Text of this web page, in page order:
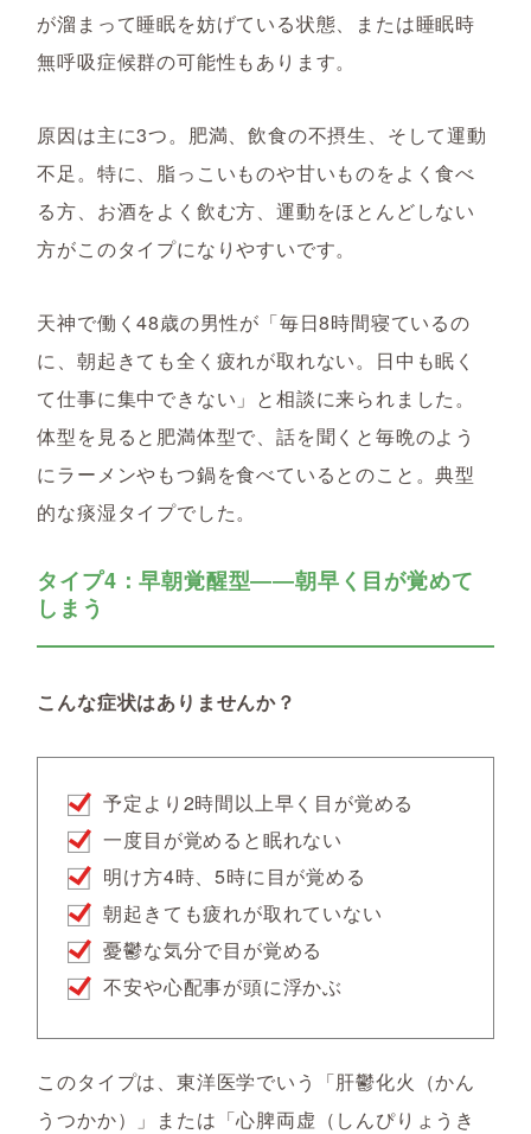
が溜まって睡眠を妨げている状態、または睡眠時
無呼吸症候群の可能性もあります。
原因は主に3つ。肥満、飲食の不摂生、そして運動
不足。特に、脂っこいものや甘いものをよく食べ
る方、お酒をよく飲む方、運動をほとんどしない
方がこのタイプになりやすいです。
天神で働く48歳の男性が「毎日8時間寝ているの
に、朝起きても全く疲れが取れない。日中も眠く
て仕事に集中できない」と相談に来られました。
体型を見ると肥満体型で、話を聞くと毎晩のよう
にラーメンやもつ鍋を食べているとのこと。典型
的な痰湿タイプでした。
タイプ4：早朝覚醒型――朝早く目が覚めて
しまう
こんな症状はありませんか？
予定より2時間以上早く目が覚める
一度目が覚めると眠れない
明け方4時、5時に目が覚める
朝起きても疲れが取れていない
憂鬱な気分で目が覚める
不安や心配事が頭に浮かぶ
このタイプは、東洋医学でいう「肝鬱化火（かん
うつかか）」または「心脾両虚（しんぴりょうき